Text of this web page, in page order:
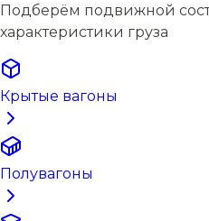
Подберём подвижной
характеристики груза
Крытые вагоны
Полувагоны